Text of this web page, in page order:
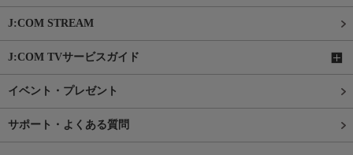
J:COM STREAM
J:COM TVサービスガイド
イベント・プレゼント
サポート・よくある質問